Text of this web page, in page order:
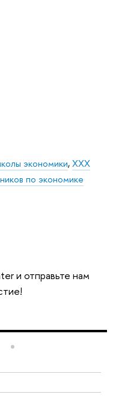
экономики,ХХХ
по экономике
и отправьте нам